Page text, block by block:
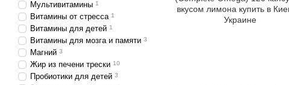
Мультивитамины 1
Витамины от стресса 1
Витамины для детей 1
Витамины для мозга и памяти 3
Магний 3
Жир из печени трески 10
Пробиотики для детей 3